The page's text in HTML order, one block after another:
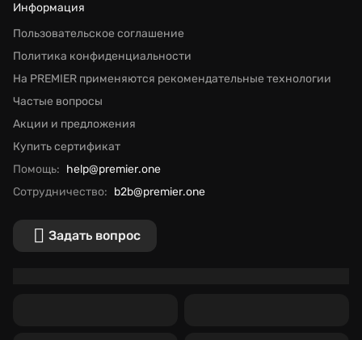
Информация
Пользовательское соглашение
Политика конфиденциальности
На PREMIER применяются рекомендательные технологии
Частые вопросы
Акции и предложения
Купить сертификат
Помощь: help@premier.one
Сотрудничество: b2b@premier.one
Задать вопрос